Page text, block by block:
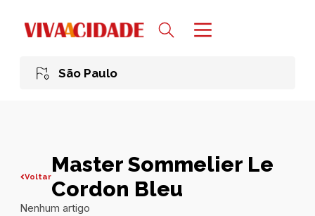
São Paulo
VoltarMaster Sommelier Le
Cordon Bleu
Nenhum artigo